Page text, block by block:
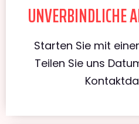
UNVERBINDLICHE
Starten Sie mit
Teilen Sie uns